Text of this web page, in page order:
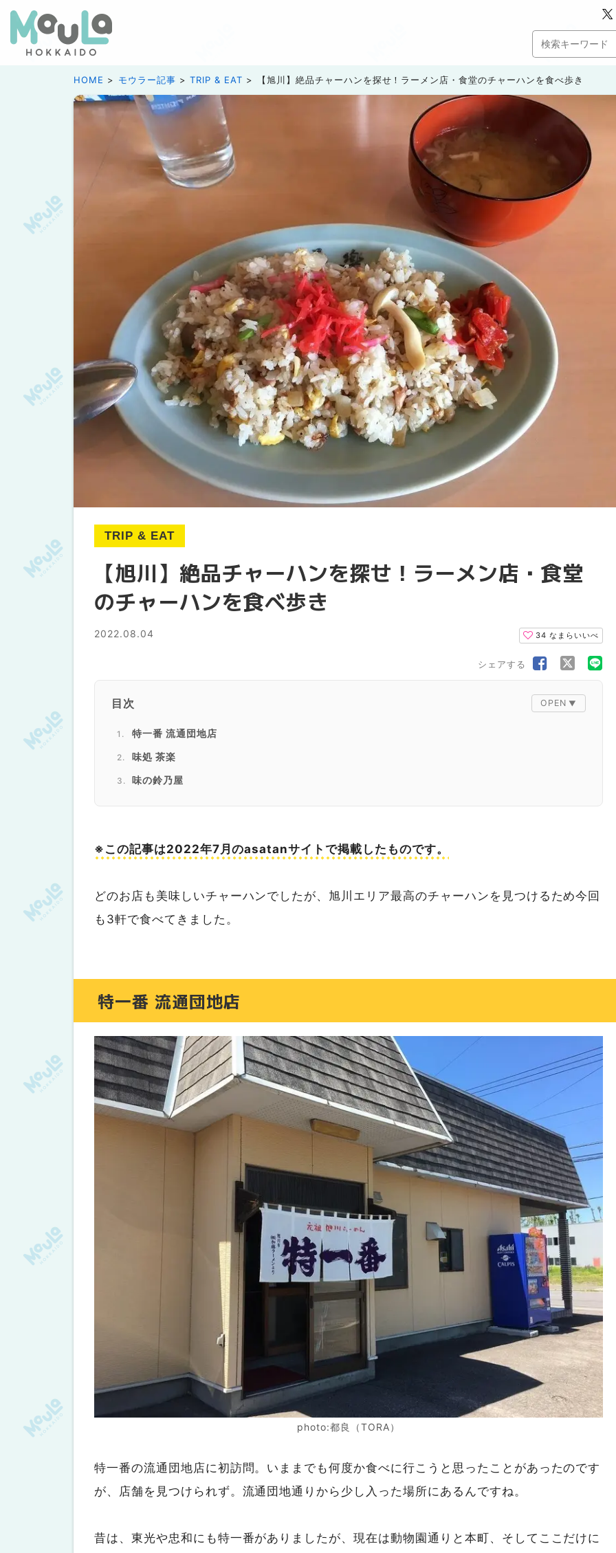
HOME モウラー記事 TRIP & EAT 【旭川】絶品チャーハンを探せ！ラーメン店・食堂のチャーハンを食べ歩き
TRIP & EAT
【旭川】絶品チャーハンを探せ！ラーメン店・食堂
のチャーハンを食べ歩き
2022.08.04 34 なまらいいべ
シェアする
目次
特一番 流通団地店
味処 茶楽
味の鈴乃屋
※この記事は2022年7月のasatanサイトで掲載したものです。
どのお店も美味しいチャーハンでしたが、旭川エリア最高のチャーハンを見つけるため今回
も3軒で食べてきました。
特一番 流通団地店
photo:都良（TORA）
特一番の流通団地店に初訪問。いままでも何度か食べに行こうと思ったことがあったのです
が、店舗を見つけられず。流通団地通りから少し入った場所にあるんですね。
昔は、東光や忠和にも特一番がありましたが、現在は動物園通りと本町、そしてここだけに